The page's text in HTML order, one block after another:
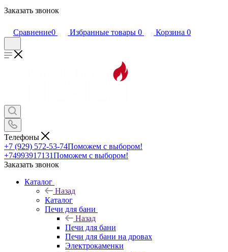
Заказать звонок
Сравнение0 Избранные товары 0 Корзина 0
Телефоны
+7 (929) 572-53-74Поможем с выбором!
+74993917131Поможем с выбором!
Заказать звонок
Каталог
Назад
Каталог
Печи для бани
Назад
Печи для бани
Печи для бани на дровах
Электрокаменки